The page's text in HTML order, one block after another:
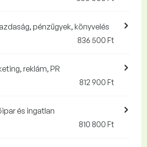
pénzügyek, könyvelés
836 500 Ft
reklám, PR
812 900 Ft
és ingatlan
810 800 Ft